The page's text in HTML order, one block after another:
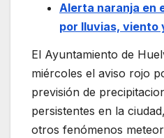
Alerta naranja en
por lluvias, viento
El Ayuntamiento de
miércoles el aviso rojo
previsión de
persistentes en la
otros fenómenos